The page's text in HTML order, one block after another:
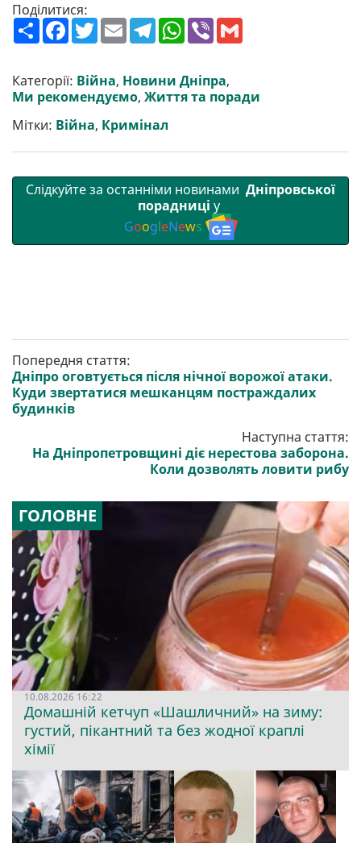
Поділитися:
П
о
р
и
т
F
a
b
o
o
k
T
w
t
e
r
E
m
l
T
e
g
r
a
W
h
s
A
p
V
r
Категорії: Війна, Новини Дніпра,
Ми рекомендуємо, Життя та поради
Мітки: Війна, Кримінал
Слідкуйте за останніми новинами Дніпровської
порадниці у
GoogleNews
Попередня стаття:
Дніпро оговтується після нічної ворожої атаки.
Куди звертатися мешканцям постраждалих
будинків
Наступна стаття:
На Дніпропетровщині діє нерестова заборона.
Коли дозволять ловити рибу
ГОЛОВНЕ
10.08.2026 16:22
Домашній кетчуп «Шашличний» на зиму:
густий, пікантний та без жодної краплі
хімії